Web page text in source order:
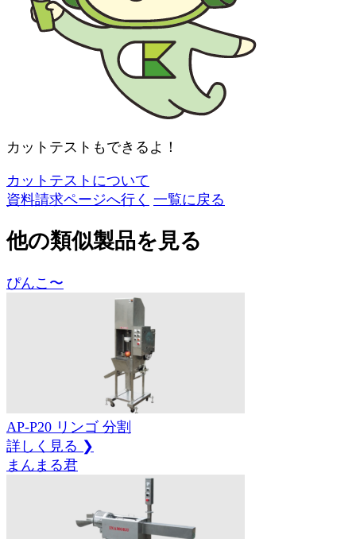
カットテストもできるよ！
カットテストについて
資料請求ページへ行く 一覧に戻る
他の類似製品を見る
ぴんこ〜
AP-P20 リンゴ 分割
詳しく見る ❯
まんまる君